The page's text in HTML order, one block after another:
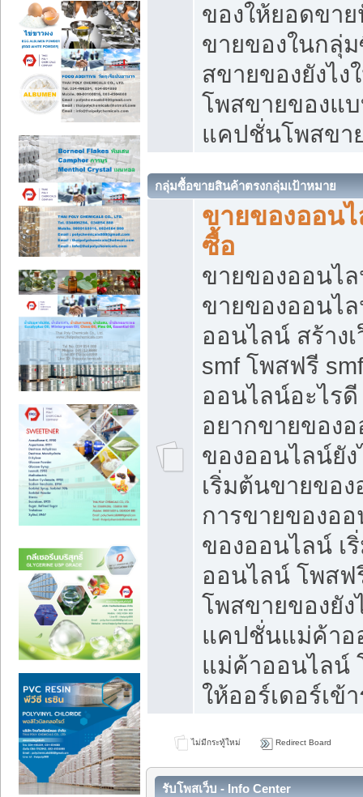
ของให้ยอดขา
ขายของในกลุ่
สขายของยังไ
โพสขายของแ
แคปชั่นโพสขา
กลุ่มซื้อขายสินค้าตรงกลุ่มเป้าหมาย
ขายของออน
ซื้อ
ขายของออนไล
ขายของออนไ
ออนไลน์ สร้าง
smf โพสฟรี
ออนไลน์อะไร
อยากขายของ
ของออนไลน์ยั
เริ่มต้นขายของ
การขายของอ
ของออนไลน์ เ
ออนไลน์ โพส
โพสขายของยัง
แคปชั่นแม่ค้า
แม่ค้าออนไลน์
ให้ออร์เดอร์เข้
ไม่มีกระทู้ใหม่ Redirect Board
รับโพสเว็บ - Info Center